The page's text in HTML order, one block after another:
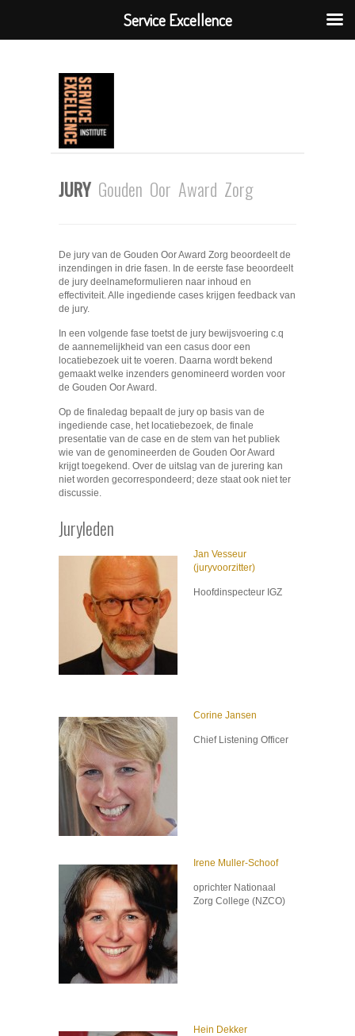
JURY Gouden Oor Award Zorg
De jury van de Gouden Oor Award Zorg beoordeelt de
inzendingen in drie fasen. In de eerste fase beoordeelt
de jury deelnameformulieren naar inhoud en
effectiviteit. Alle ingediende cases krijgen feedback van
de jury.
In een volgende fase toetst de jury bewijsvoering c.q
de aannemelijkheid van een casus door een
locatiebezoek uit te voeren. Daarna wordt bekend
gemaakt welke inzenders genomineerd worden voor
de Gouden Oor Award.
Op de finaledag bepaalt de jury op basis van de
ingediende case, het locatiebezoek, de finale
presentatie van de case en de stem van het publiek
wie van de genomineerden de Gouden Oor Award
krijgt toegekend. Over de uitslag van de jurering kan
niet worden gecorrespondeerd; deze staat ook niet ter
discussie.
Juryleden
Jan Vesseur
(juryvoorzitter)
Hoofdinspecteur IGZ
Corine Jansen
Chief Listening Officer
Irene Muller-Schoof
oprichter Nationaal
Zorg College (NZCO)
Hein Dekker
Service Excellence